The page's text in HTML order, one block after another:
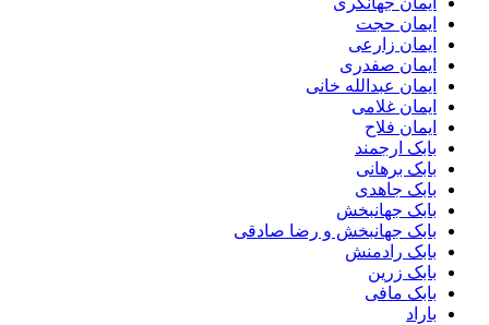
ایمان حجت
ایمان زارعی
ایمان صفدری
ایمان عبدالله خانی
ایمان غلامی
ایمان فلاح
بابک ارجمند
بابک برهانی
بابک جاهدی
بابک جهانبخش
بابک جهانبخش و رضا صادقی
بابک رادمنش
بابک زرین
بابک مافی
باراد